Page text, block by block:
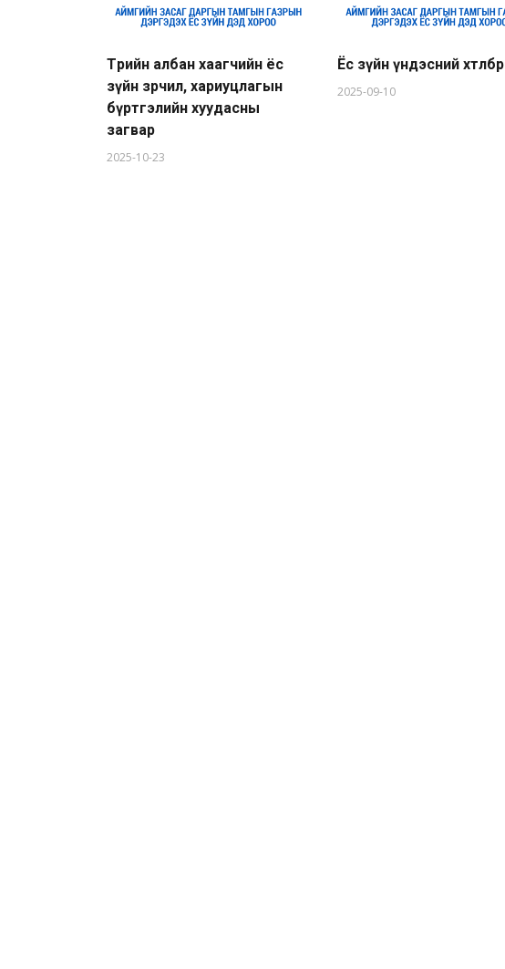
Төрийн албан хаагчийн ёс
зүйн зөрчил, хариуцлагын
бүртгэлийн хуудасны
загвар
2025-10-23
Ёс зүйн үндэсний хөтөлбөр
2025-09-10